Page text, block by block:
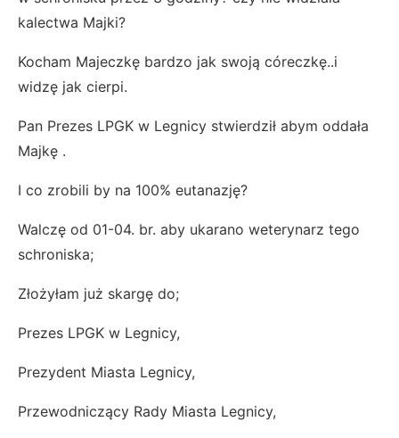
kalectwa Majki?
Kocham Majeczkę bardzo jak swoją córeczkę..i
widzę jak cierpi.
Pan Prezes LPGK w Legnicy stwierdził abym oddała
Majkę .
I co zrobili by na 100% eutanazję?
Walczę od 01-04. br. aby ukarano weterynarz tego
schroniska;
Złożyłam już skargę do;
Prezes LPGK w Legnicy,
Prezydent Miasta Legnicy,
Przewodniczący Rady Miasta Legnicy,